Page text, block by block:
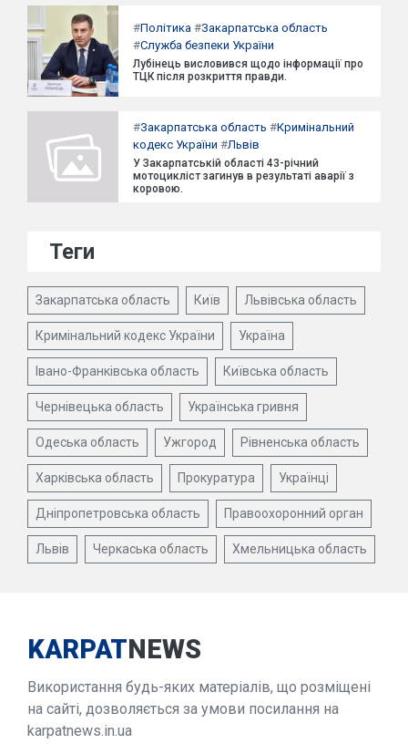
#Політика #Закарпатська область
#Служба безпеки України
Лубінець висловився щодо інформації про
ТЦК після розкриття правди.
#Закарпатська область #Кримінальний
кодекс України #Львів
У Закарпатській області 43-річний
мотоцикліст загинув в результаті аварії з
коровою.
Теги
Закарпатська область Київ Львівська область
Кримінальний кодекс України Україна
Івано-Франківська область Київська область
Чернівецька область Українська гривня
Одеська область Ужгород Рівненська область
Харківська область Прокуратура Українці
Дніпропетровська область Правоохоронний орган
Львів Черкаська область Хмельницька область
KARPATNEWS
Використання будь-яких матеріалів, що розміщені
на сайті, дозволяється за умови посилання на
karpatnews.in.ua